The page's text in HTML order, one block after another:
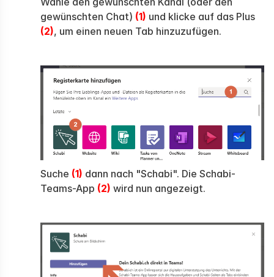
gewünschten Chat) (1) und klicke auf das Plus
(2), um einen neuen Tab hinzuzufügen.
Suche (1) dann nach "Schabi". Die Schabi-
Teams-App (2) wird nun angezeigt.